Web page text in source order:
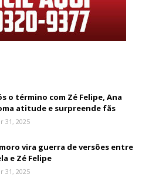
o término com Zé Felipe, Ana
atitude e surpreende fãs
31, 2025
vira guerra de versões entre
e Zé Felipe
31, 2025